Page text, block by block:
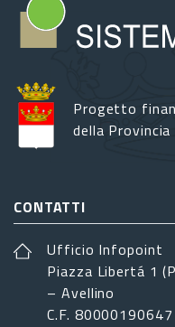
Progetto
della
CONTATTI
Ufficio Infopoint
Piazza Libertá 1
– Avellino
C.F. 80000190647